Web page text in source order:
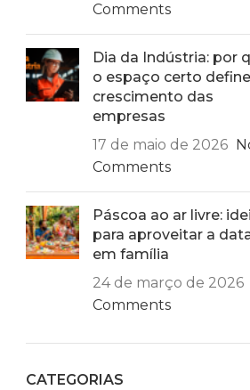
Comments
Dia da Indústria: por
o espaço certo
crescimento das
empresas
17 de maio de 2026
Comments
Páscoa ao ar livre:
para aproveitar a
em família
24 de março de 2026
Comments
CATEGORIAS